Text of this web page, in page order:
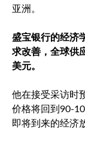
亚洲。
盛宝银行的经济
求改善，全球供
美元。
他在接受采访时
价格将回到90-
即将到来的经济